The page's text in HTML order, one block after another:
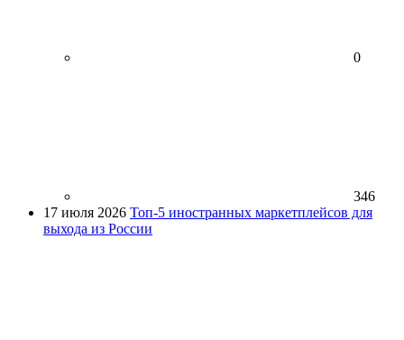
0
346
17 июля 2026 Топ-5 иностранных маркетплейсов для
выхода из России